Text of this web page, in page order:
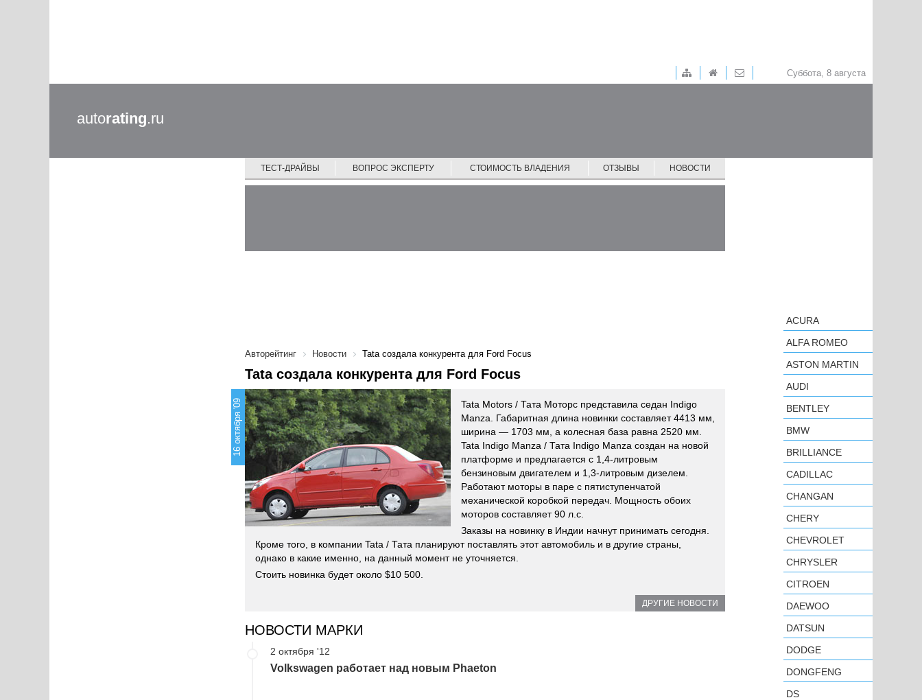
Суббота, 8 августа
autorating.ru
ТЕСТ-ДРАЙВЫ ВОПРОС ЭКСПЕРТУ СТОИМОСТЬ ВЛАДЕНИЯ ОТЗЫВЫ НОВОСТИ
Авторейтинг Новости Tata создала конкурента для Ford Focus
Tata создала конкурента для Ford Focus
16 октября '09
Tata Motors / Тата Моторс представила седан Indigo
Manza. Габаритная длина новинки составляет 4413 мм,
ширина — 1703 мм, а колесная база равна 2520 мм.
Tata Indigo Manza / Тата Indigo Manza создан на новой
платформе и предлагается с 1,4-литровым
бензиновым двигателем и 1,3-литровым дизелем.
Работают моторы в паре с пятиступенчатой
механической коробкой передач. Мощность обоих
моторов составляет 90 л.с.
Заказы на новинку в Индии начнут принимать сегодня.
Кроме того, в компании Tata / Тата планируют поставлять этот автомобиль и в другие страны,
однако в какие именно, на данный момент не уточняется.
Стоить новинка будет около $10 500.
ДРУГИЕ НОВОСТИ
НОВОСТИ МАРКИ
2 октября '12
Volkswagen работает над новым Phaeton
ACURA
ALFA ROMEO
ASTON MARTIN
AUDI
BENTLEY
BMW
BRILLIANCE
CADILLAC
CHANGAN
CHERY
CHEVROLET
CHRYSLER
CITROEN
DAEWOO
DATSUN
DODGE
DONGFENG
DS